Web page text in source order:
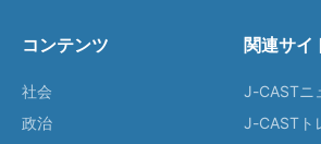
コンテンツ
社会
政治
関連サイ
J-CASTニ
J-CASTト